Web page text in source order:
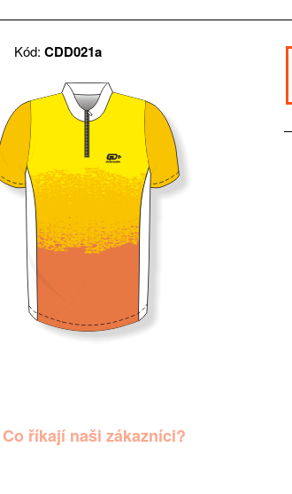
Co říkají naši zákazníci?
Kód: CDD021a